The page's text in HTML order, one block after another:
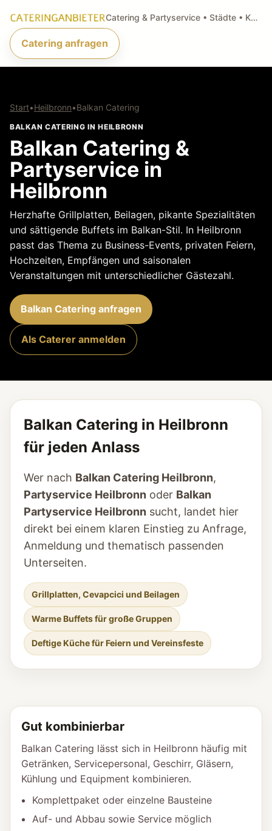
Catering & Partyservice • Städte • Küchenarten • Anfragen
Catering anfragen
Start•Heilbronn•Balkan Catering
BALKAN CATERING IN HEILBRONN
Balkan Catering &
Partyservice in
Heilbronn
Herzhafte Grillplatten, Beilagen, pikante Spezialitäten
und sättigende Buffets im Balkan-Stil. In Heilbronn
passt das Thema zu Business-Events, privaten Feiern,
Hochzeiten, Empfängen und saisonalen
Veranstaltungen mit unterschiedlicher Gästezahl.
Balkan Catering anfragen
Als Caterer anmelden
Balkan Catering in Heilbronn
für jeden Anlass
Wer nach Balkan Catering Heilbronn,
Partyservice Heilbronn oder Balkan
Partyservice Heilbronn sucht, landet hier
direkt bei einem klaren Einstieg zu Anfrage,
Anmeldung und thematisch passenden
Unterseiten.
Grillplatten, Cevapcici und Beilagen
Warme Buffets für große Gruppen
Deftige Küche für Feiern und Vereinsfeste
Gut kombinierbar
Balkan Catering lässt sich in Heilbronn häufig mit
Getränken, Servicepersonal, Geschirr, Gläsern,
Kühlung und Equipment kombinieren.
Komplettpaket oder einzelne Bausteine
Auf- und Abbau sowie Service möglich